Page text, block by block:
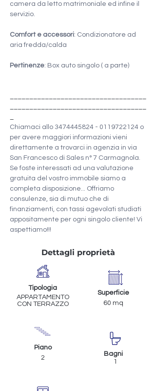
camera da letto matrimoniale ed infine il
servizio.
Comfort e accessori: Condizionatore ad
aria fredda/calda
Pertinenze: Box auto singolo ( a parte)
Chiamaci allo 3474445824 - 0119722124 o
per avere maggiori informazioni vieni
direttamente a trovarci in agenzia in via
San Francesco di Sales n° 7 Carmagnola.
Se foste interessati ad una valutazione
gratuita del vostro immobile siamo a
completa disposizione... Offriamo
consulenze, sia di mutuo che di
finanziamenti, con tassi agevolati studiati
appositamente per ogni singolo cliente! Vi
aspettiamo!!!
Dettagli proprietà
Tipologia
APPARTAMENTO
CON TERRAZZO
Piano
2
Superficie
60 mq
Bagni
1